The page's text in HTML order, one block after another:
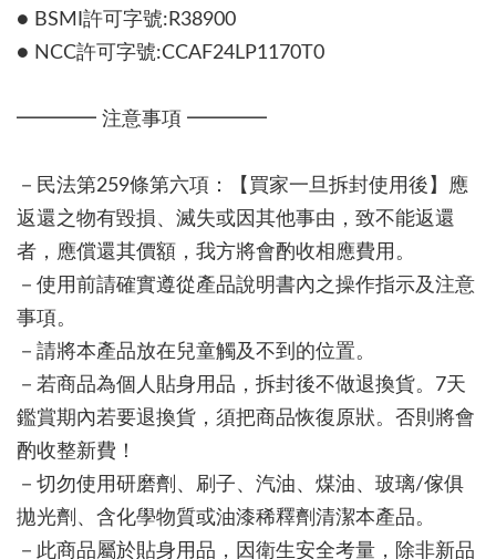
● BSMI許可字號:R38900
● NCC許可字號:CCAF24LP1170T0
━━━━ 注意事項 ━━━━
－民法第259條第六項：【買家一旦拆封使用後】應
返還之物有毀損、滅失或因其他事由，致不能返還
者，應償還其價額，我方將會酌收相應費用。
－使用前請確實遵從產品說明書內之操作指示及注意
事項。
－請將本產品放在兒童觸及不到的位置。
－若商品為個人貼身用品，拆封後不做退換貨。7天
鑑賞期內若要退換貨，須把商品恢復原狀。否則將會
酌收整新費！
－切勿使用研磨劑、刷子、汽油、煤油、玻璃/傢俱
拋光劑、含化學物質或油漆稀釋劑清潔本產品。
－此商品屬於貼身用品，因衛生安全考量，除非新品